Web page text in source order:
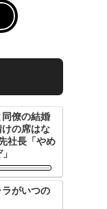
同僚の結婚
の席はな
社長「やめ
ラがいつの